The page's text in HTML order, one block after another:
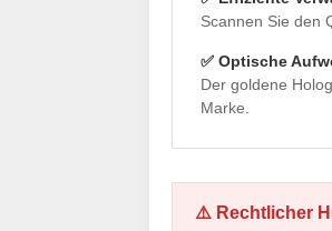
Scannen Sie den
✅ Optische
Der goldene
Marke.
⚠️ Rechtlicher